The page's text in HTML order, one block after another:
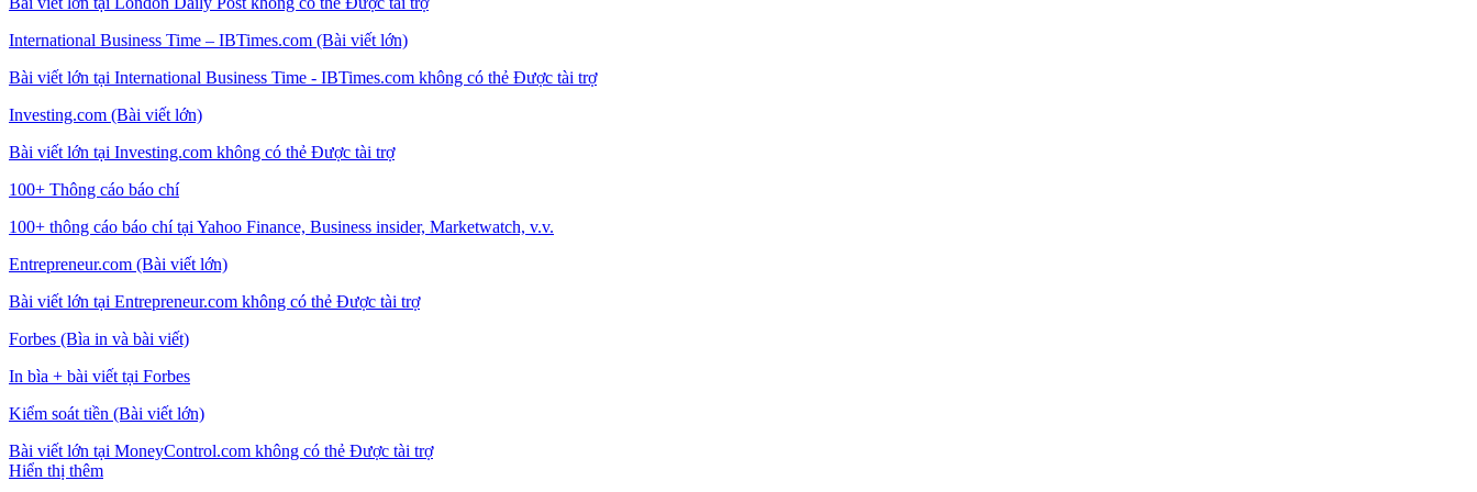
International Business Time – IBTimes.com (Bài viết lớn)
Bài viết lớn tại International Business Time - IBTimes.com không có thẻ Được tài trợ
Investing.com (Bài viết lớn)
Bài viết lớn tại Investing.com không có thẻ Được tài trợ
100+ Thông cáo báo chí
100+ thông cáo báo chí tại Yahoo Finance, Business insider, Marketwatch, v.v.
Entrepreneur.com (Bài viết lớn)
Bài viết lớn tại Entrepreneur.com không có thẻ Được tài trợ
Forbes (Bìa in và bài viết)
In bìa + bài viết tại Forbes
Kiểm soát tiền (Bài viết lớn)
Bài viết lớn tại MoneyControl.com không có thẻ Được tài trợ
Hiển thị thêm